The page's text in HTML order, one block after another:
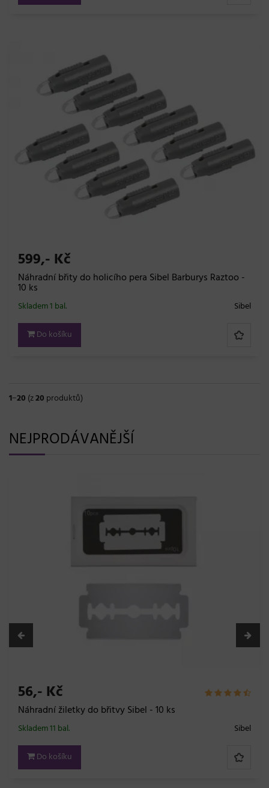
599,- Kč
Náhradní břity do holicího pera Sibel Barburys Raztoo -
10 ks
Sibel
Skladem 1 bal.
Do košíku
1−20 (z20 produktů)
NEJPRODÁVANĚJŠÍ
56,- Kč
Náhradní žiletky do břitvy Sibel - 10 ks
Sibel
Skladem 11 bal.
Do košíku